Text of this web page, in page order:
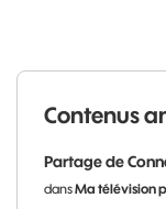
Contenus
Partage de
dansMa télévision